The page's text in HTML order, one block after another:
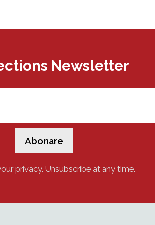
Newsletter
privacy. Unsubscribe at any time.